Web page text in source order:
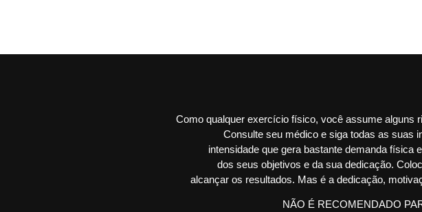
Como qualquer exercício físico, você assume alguns
Consulte seu médico e siga todas as suas
intensidade que gera bastante demanda física
dos seus objetivos e da sua dedicação.
alcançar os resultados. Mas é a dedicação,
NÃO É RECOMENDADO